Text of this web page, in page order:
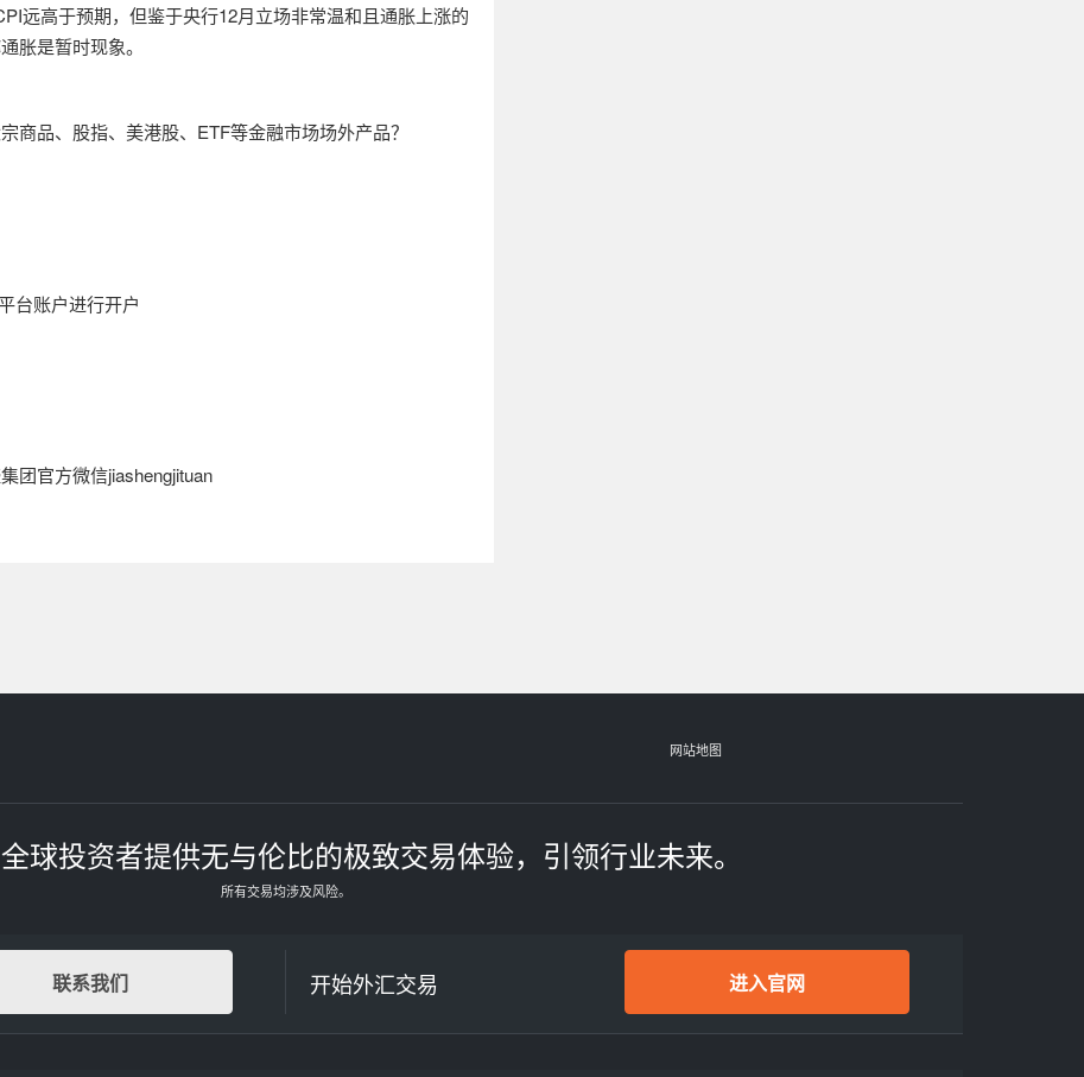
远高于预期，但鉴于央行12月立场非常温和且通胀上涨的
胀是暂时现象。
商品、股指、美港股、 ETF等金融市场场外产品？
台账户进行开户
团官方微信jiashengjituan
网站地图
球投资者提供无与伦比的极致交易体验，引领行业未来。
所有交易均涉及风险。
联系我们 开始外汇交易 进入官网